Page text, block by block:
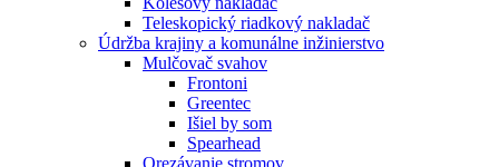
Teleskopický riadkový nakladač
Údržba krajiny a komunálne inžinierstvo
Mulčovač svahov
Frontoni
Greentec
Išiel by som
Spearhead
Orezávanie stromov